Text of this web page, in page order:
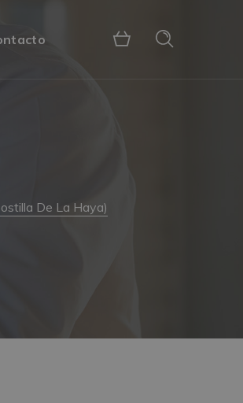
De La Haya)